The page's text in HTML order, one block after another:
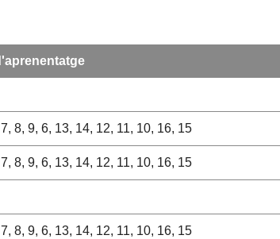
8, 9, 6, 13, 14, 12, 11, 10, 16, 15
8, 9, 6, 13, 14, 12, 11, 10, 16, 15
8, 9, 6, 13, 14, 12, 11, 10, 16, 15